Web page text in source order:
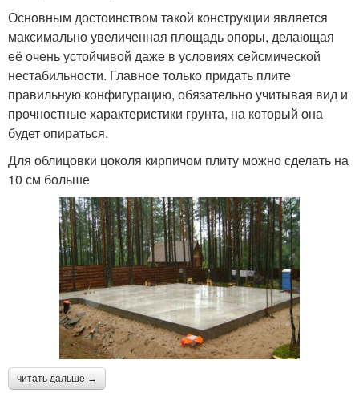
Основным достоинством такой конструкции является
максимально увеличенная площадь опоры, делающая
её очень устойчивой даже в условиях сейсмической
нестабильности. Главное только придать плите
правильную конфигурацию, обязательно учитывая вид и
прочностные характеристики грунта, на который она
будет опираться.
Для облицовки цоколя кирпичом плиту можно сделать на
10 см больше
читать дальше →